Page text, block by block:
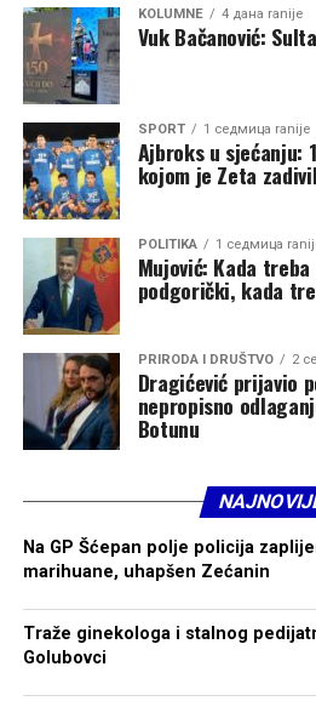
bezbjednosti Nikšić i policijskih
da na njima “nije bilo moguće
povredu”.
ODT Podgorica podiglo je
SKY dokaza, među kojima su i
na jednoj od njih se vidi kako
privedenih Nikšićana, leži u
Podgorica.
Tužilaštvo je nakon oslobađajuće
podnijeti žalbu zbog sudske
Izvor:Vijesti
KOLUMNE 4 дана ranije
Vuk Bačanović:
SPORT 1 седмица ranije
Ajbroks u sjećanju:
kojom je Zeta
POLITIKA 1 седмица
Mujović: Kada
podgorički, kada
PRIRODA I DRUŠTVO 2
Dragićević prijavio
nepropisno
Botunu
Na GP Šćepan polje policija
marihuane, uhapšen Zećanin
Traže ginekologa i stalnog
Golubovci